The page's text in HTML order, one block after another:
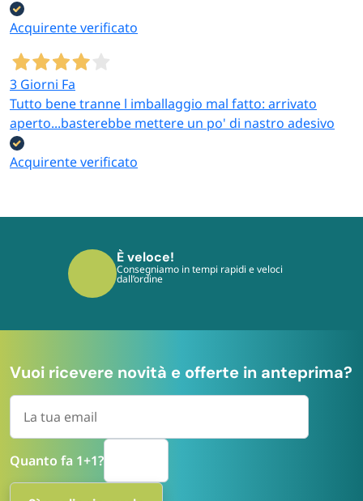
Acquirente verificato
3 Giorni Fa
Tutto bene tranne l imballaggio mal fatto: arrivato
aperto...basterebbe mettere un po' di nastro adesivo
Acquirente verificato
È sicuro!
I tuoi pagamenti sono protetti dai più
moderni protocolli
Vuoi ricevere novità e offerte in anteprima?
Quanto fa 1+1?